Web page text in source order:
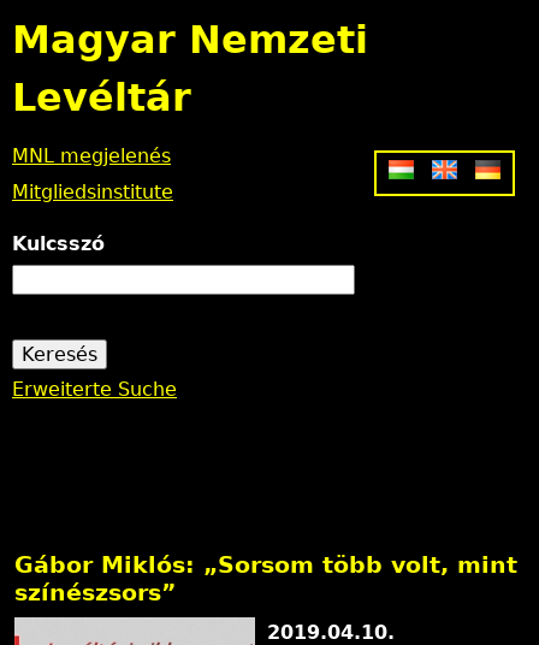
Jump to navigation
Magyar Nemzeti
Levéltár
Kulcsszó
Erweiterte Suche
MNL megjelenés
Mitgliedsinstitute
Gábor Miklós: „Sorsom több volt, mint
színészsors”
2019.04.10.